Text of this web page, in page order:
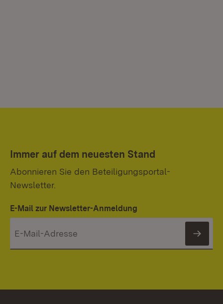
Immer auf dem neuesten Stand
Abonnieren Sie den Beteiligungsportal-
Newsletter.
E-Mail zur Newsletter-Anmeldung